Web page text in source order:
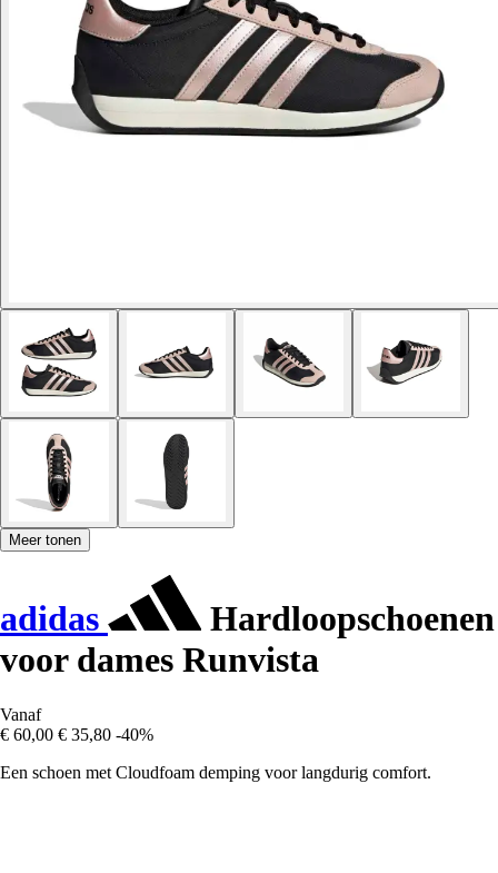
Meer tonen
adidas
Hardloopschoenen
voor dames Runvista
Vanaf
€ 60,00 € 35,80 -40%
Een schoen met Cloudfoam demping voor langdurig comfort.